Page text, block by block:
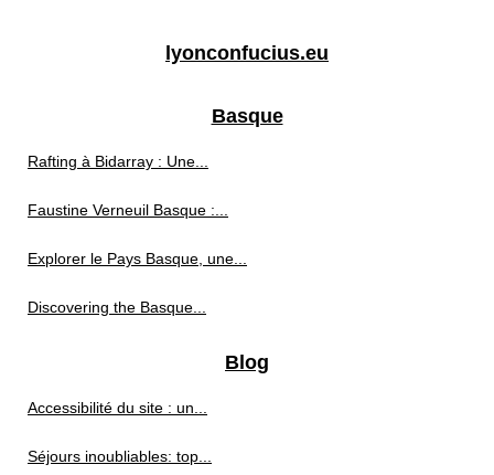
lyonconfucius.eu
Basque
Rafting à Bidarray : Une...
Faustine Verneuil Basque :...
Explorer le Pays Basque, une...
Discovering the Basque...
Blog
Accessibilité du site : un...
Séjours inoubliables: top...